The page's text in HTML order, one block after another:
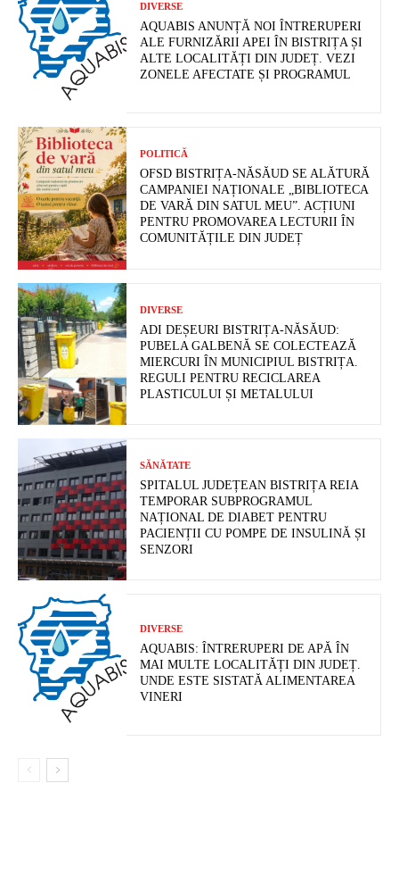
DIVERSE
AQUABIS ANUNȚĂ NOI ÎNTRERUPERI
ALE FURNIZĂRII APEI ÎN BISTRIȚA ȘI
ALTE LOCALITĂȚI DIN JUDEȚ. VEZI
ZONELE AFECTATE ȘI PROGRAMUL
POLITICĂ
OFSD BISTRIȚA-NĂSĂUD SE ALĂTURĂ
CAMPANIEI NAȚIONALE „BIBLIOTECA
DE VARĂ DIN SATUL MEU”. ACȚIUNI
PENTRU PROMOVAREA LECTURII ÎN
COMUNITĂȚILE DIN JUDEȚ
DIVERSE
ADI DEȘEURI BISTRIȚA-NĂSĂUD:
PUBELA GALBENĂ SE COLECTEAZĂ
MIERCURI ÎN MUNICIPIUL BISTRIȚA.
REGULI PENTRU RECICLAREA
PLASTICULUI ȘI METALULUI
SĂNĂTATE
SPITALUL JUDEȚEAN BISTRIȚA REIA
TEMPORAR SUBPROGRAMUL
NAȚIONAL DE DIABET PENTRU
PACIENȚII CU POMPE DE INSULINĂ ȘI
SENZORI
DIVERSE
AQUABIS: ÎNTRERUPERI DE APĂ ÎN
MAI MULTE LOCALITĂȚI DIN JUDEȚ.
UNDE ESTE SISTATĂ ALIMENTAREA
VINERI